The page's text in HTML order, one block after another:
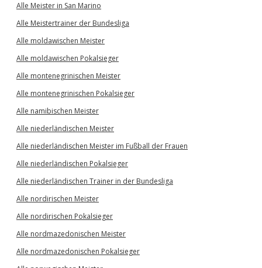
Alle Meister in San Marino
Alle Meistertrainer der Bundesliga
Alle moldawischen Meister
Alle moldawischen Pokalsieger
Alle montenegrinischen Meister
Alle montenegrinischen Pokalsieger
Alle namibischen Meister
Alle niederländischen Meister
Alle niederländischen Meister im Fußball der Frauen
Alle niederländischen Pokalsieger
Alle niederländischen Trainer in der Bundesliga
Alle nordirischen Meister
Alle nordirischen Pokalsieger
Alle nordmazedonischen Meister
Alle nordmazedonischen Pokalsieger